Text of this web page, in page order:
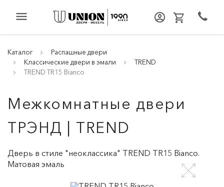
menu
Каталог
Распашные двери
Классические двери в эмали
TREND
TREND TR15 Bianco
Межкомнатные двери
ТРЭНД | TREND
Дверь в стиле "неоклассика" TREND TR15 Bianco.
Матовая эмаль